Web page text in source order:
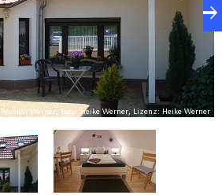
Pension Werner, Foto: Heike Werner, Lizenz: Heike Werner